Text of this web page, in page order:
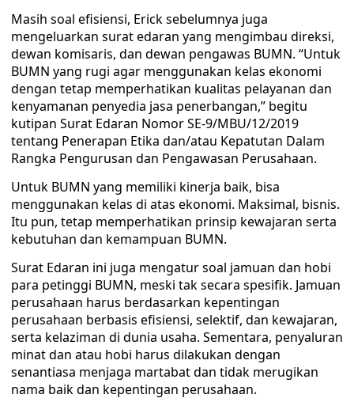
Masih soal efisiensi, Erick sebelumnya juga
mengeluarkan surat edaran yang mengimbau direksi,
dewan komisaris, dan dewan pengawas BUMN. “Untuk
BUMN yang rugi agar menggunakan kelas ekonomi
dengan tetap memperhatikan kualitas pelayanan dan
kenyamanan penyedia jasa penerbangan,” begitu
kutipan Surat Edaran Nomor SE-9/MBU/12/2019
tentang Penerapan Etika dan/atau Kepatutan Dalam
Rangka Pengurusan dan Pengawasan Perusahaan.
Untuk BUMN yang memiliki kinerja baik, bisa
menggunakan kelas di atas ekonomi. Maksimal, bisnis.
Itu pun, tetap memperhatikan prinsip kewajaran serta
kebutuhan dan kemampuan BUMN.
Surat Edaran ini juga mengatur soal jamuan dan hobi
para petinggi BUMN, meski tak secara spesifik. Jamuan
perusahaan harus berdasarkan kepentingan
perusahaan berbasis efisiensi, selektif, dan kewajaran,
serta kelaziman di dunia usaha. Sementara, penyaluran
minat dan atau hobi harus dilakukan dengan
senantiasa menjaga martabat dan tidak merugikan
nama baik dan kepentingan perusahaan.